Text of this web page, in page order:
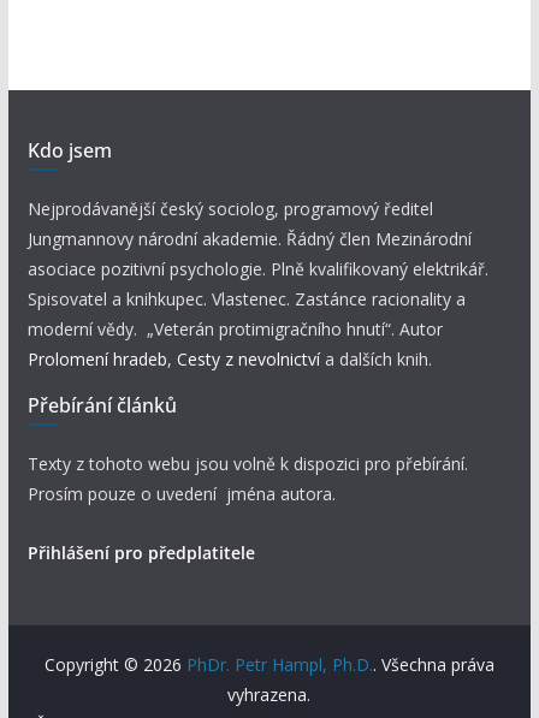
Kdo jsem
Nejprodávanější český sociolog, programový ředitel
Jungmannovy národní akademie. Řádný člen Mezinárodní
asociace pozitivní psychologie. Plně kvalifikovaný elektrikář.
Spisovatel a knihkupec. Vlastenec. Zastánce racionality a
moderní vědy. „Veterán protimigračního hnutí“. Autor
Prolomení hradeb, Cesty z nevolnictví a dalších knih.
Přebírání článků
Texty z tohoto webu jsou volně k dispozici pro přebírání.
Prosím pouze o uvedení jména autora.
Přihlášení pro předplatitele
Copyright © 2026 PhDr. Petr Hampl, Ph.D.. Všechna práva
vyhrazena.